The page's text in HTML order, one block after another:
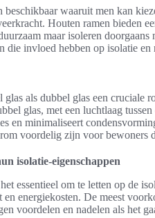
waaruit men kan
Houten ramen bieden
maar isoleren
die invloed hebben op isolatie en
als dubbel glas een cruciale
glas, met een luchtlaag
en minimaliseert
voordelig zijn voor bewoners
isolatie-eigenschappen
essentieel om te letten op de
energiekosten. De meest
voordelen en nadelen als het